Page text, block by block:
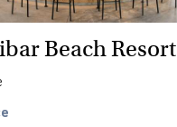
Beach Resort